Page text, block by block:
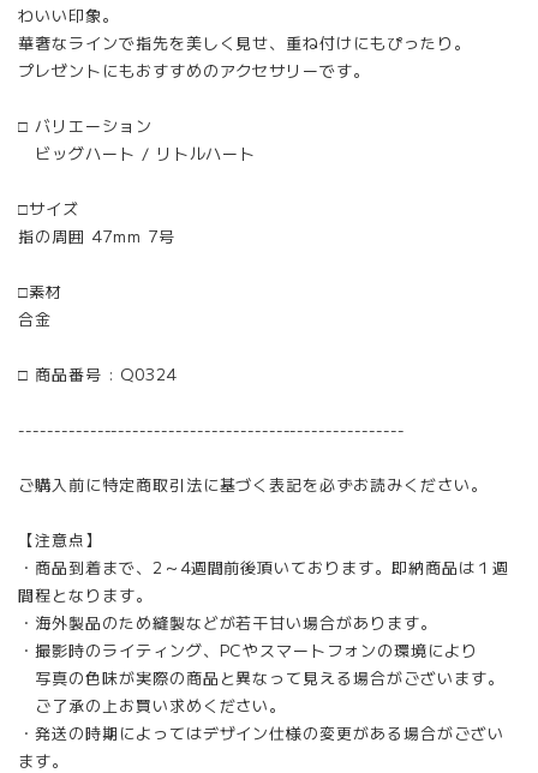
わいい印象。
華奢なラインで指先を美しく見せ、重ね付けにもぴったり。
プレゼントにもおすすめのアクセサリーです。
□ バリエーション
ビッグハート / リトルハート
□サイズ
指の周囲 47mm 7号
□素材
合金
□ 商品番号 : Q0324
------------------------------------------------------
ご購入前に特定商取引法に基づく表記を必ずお読みください。
【注意点】
・商品到着まで、2～4週間前後頂いております。即納商品は１週
間程となります。
・海外製品のため縫製などが若干甘い場合があります。
・撮影時のライティング、PCやスマートフォンの環境により
写真の色味が実際の商品と異なって見える場合がございます。
ご了承の上お買い求めください。
・発送の時期によってはデザイン仕様の変更がある場合がござい
ます。